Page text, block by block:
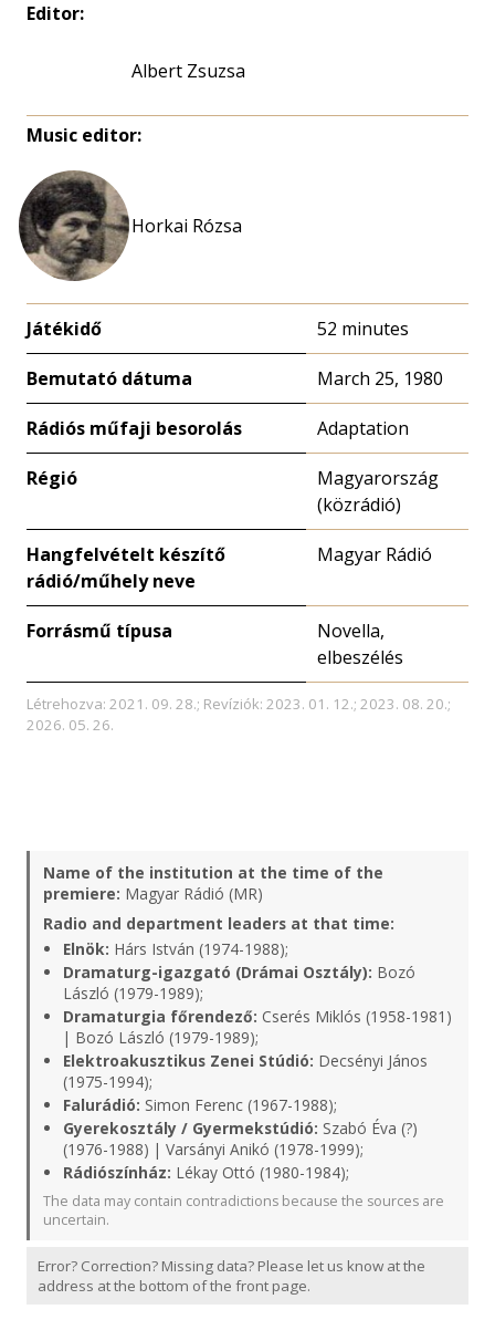
Editor:
Albert Zsuzsa
Music editor:
Horkai Rózsa
Játékidő 52 minutes
Bemutató dátuma March 25, 1980
Rádiós műfaji besorolás Adaptation
Régió
Magyarország
(közrádió)
Hangfelvételt készítő
rádió/műhely neve
Magyar Rádió
Forrásmű típusa
Novella,
elbeszélés
Létrehozva: 2021. 09. 28.; Revíziók: 2023. 01. 12.; 2023. 08. 20.;
2026. 05. 26.
Name of the institution at the time of the
premiere: Magyar Rádió (MR)
Radio and department leaders at that time:
Elnök: Hárs István (1974-1988);
Dramaturg-igazgató (Drámai Osztály): Bozó
László (1979-1989);
Dramaturgia főrendező: Cserés Miklós (1958-1981)
| Bozó László (1979-1989);
Elektroakusztikus Zenei Stúdió: Decsényi János
(1975-1994);
Falurádió: Simon Ferenc (1967-1988);
Gyerekosztály / Gyermekstúdió: Szabó Éva (?)
(1976-1988) | Varsányi Anikó (1978-1999);
Rádiószínház: Lékay Ottó (1980-1984);
The data may contain contradictions because the sources are
uncertain.
Error? Correction? Missing data? Please let us know at the
address at the bottom of the front page.